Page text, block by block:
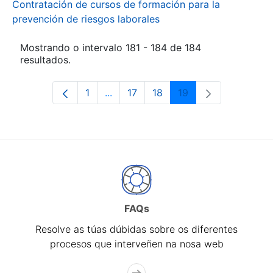
Contratación de cursos de formación para la
prevención de riesgos laborales
Mostrando o intervalo 181 - 184 de 184
resultados.
Páxina
1 ...Páxinas intermedias Use pestaña
Páxina
17 Páxina
18 Páxina
19
FAQs
Resolve as túas dúbidas sobre os diferentes
procesos que interveñen na nosa web